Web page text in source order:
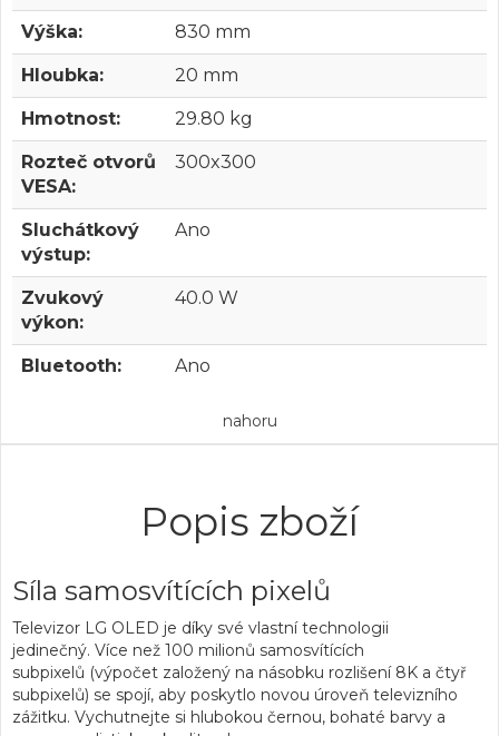
Výška: 830 mm
Hloubka: 20 mm
Hmotnost: 29.80 kg
Rozteč otvorů
VESA:
300x300
Sluchátkový
výstup:
Ano
Zvukový
výkon:
40.0 W
Bluetooth: Ano
nahoru
Popis zboží
Síla samosvítících pixelů
Televizor LG OLED je díky své vlastní technologii
jedinečný. Více než 100 milionů samosvítících
subpixelů (výpočet založený na násobku rozlišení 8K a čtyř
subpixelů) se spojí, aby poskytlo novou úroveň televizního
zážitku. Vychutnejte si hlubokou černou, bohaté barvy a